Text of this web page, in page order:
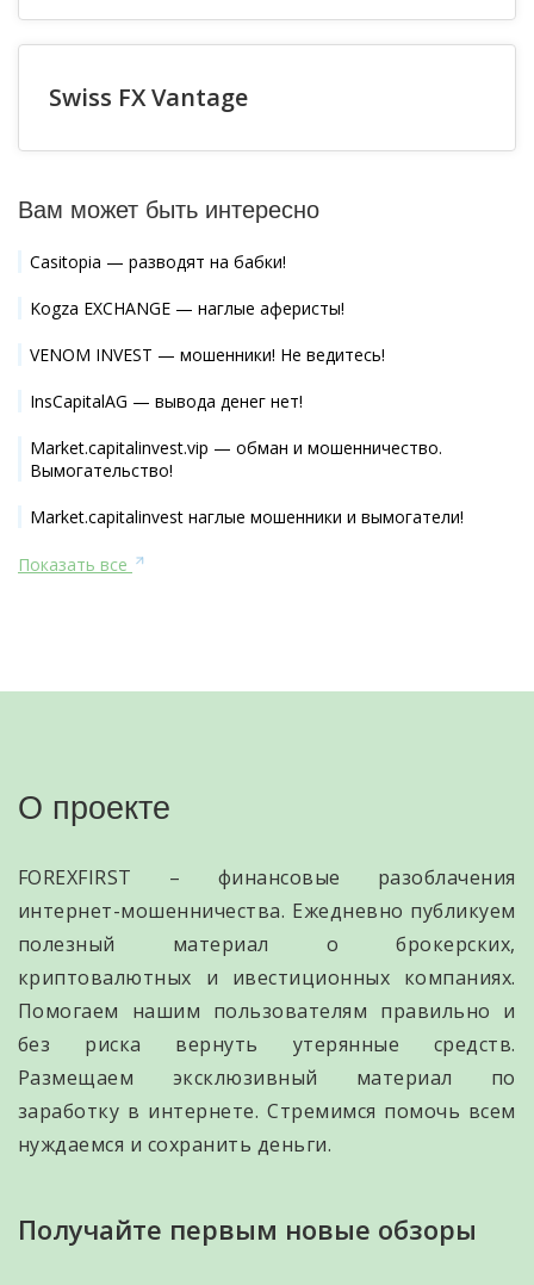
Swiss FX Vantage
Вам может быть интересно
Casitopia — разводят на бабки!
Kogza EXCHANGE — наглые аферисты!
VENOM INVEST — мошенники! Не ведитесь!
InsCapitalAG — вывода денег нет!
Market.capitalinvest.vip — обман и мошенничество.
Вымогательство!
Market.capitalinvest наглые мошенники и вымогатели!
Показать все
О проекте
FOREXFIRST – финансовые разоблачения
интернет-мошенничества. Ежедневно публикуем
полезный материал о брокерских,
криптовалютных и ивестиционных компаниях.
Помогаем нашим пользователям правильно и
без риска вернуть утерянные средств.
Размещаем эксклюзивный материал по
заработку в интернете. Стремимся помочь всем
нуждаемся и сохранить деньги.
Получайте первым новые обзоры